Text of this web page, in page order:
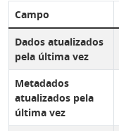
Campo
Dados atualizados
pela última vez
Metadados
atualizados pela
última vez